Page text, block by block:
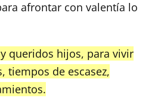
afrontar con valentía lo
queridos hijos, para vivir
tiempos de escasez,